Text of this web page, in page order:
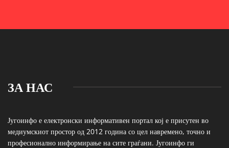
ЗА НАС
Југоинфо е електронски информативен портал кој е присутен во
медиумскиот простор од 2012 година со цел навремено, точно и
професионално информирање на сите граѓани. Југоинфо ги